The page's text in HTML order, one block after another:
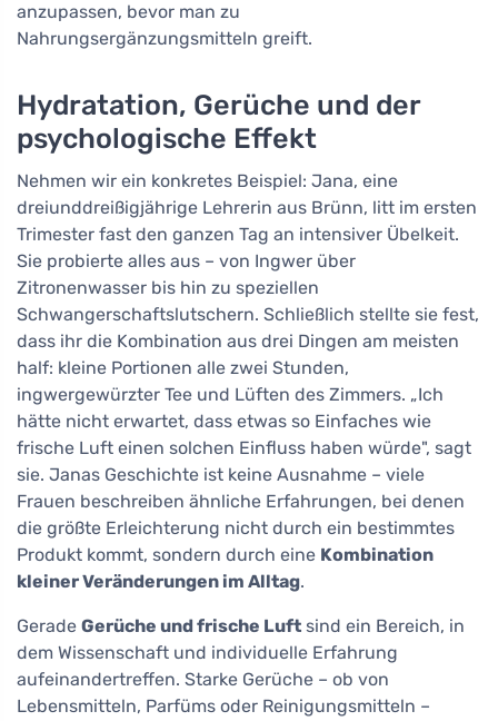
anzupassen, bevor man zu
Nahrungsergänzungsmitteln greift.
Hydratation, Gerüche und der
psychologische Effekt
Nehmen wir ein konkretes Beispiel: Jana, eine
dreiunddreißigjährige Lehrerin aus Brünn, litt im ersten
Trimester fast den ganzen Tag an intensiver Übelkeit.
Sie probierte alles aus – von Ingwer über
Zitronenwasser bis hin zu speziellen
Schwangerschaftslutschern. Schließlich stellte sie fest,
dass ihr die Kombination aus drei Dingen am meisten
half: kleine Portionen alle zwei Stunden,
ingwergewürzter Tee und Lüften des Zimmers. „Ich
hätte nicht erwartet, dass etwas so Einfaches wie
frische Luft einen solchen Einfluss haben würde", sagt
sie. Janas Geschichte ist keine Ausnahme – viele
Frauen beschreiben ähnliche Erfahrungen, bei denen
die größte Erleichterung nicht durch ein bestimmtes
Produkt kommt, sondern durch eine Kombination
kleiner Veränderungen im Alltag.
Gerade Gerüche und frische Luft sind ein Bereich, in
dem Wissenschaft und individuelle Erfahrung
aufeinandertreffen. Starke Gerüche – ob von
Lebensmitteln, Parfüms oder Reinigungsmitteln –